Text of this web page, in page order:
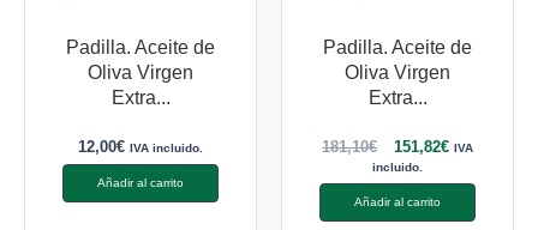
Padilla. Aceite de
Oliva Virgen
Extra...
12,00€ IVA incluido.
Añadir al carrito
Padilla. Aceite de
Oliva Virgen
Extra...
181,10€ 151,82€ IVA
incluido.
Añadir al carrito